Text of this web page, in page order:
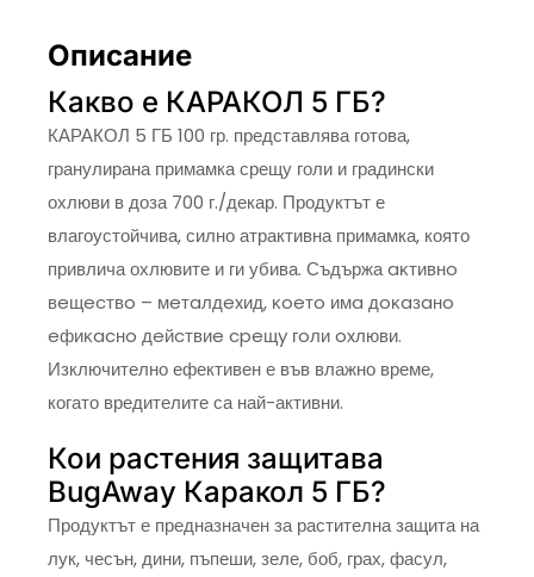
Описание
Какво е КАРАКОЛ 5 ГБ?
КАРАКОЛ 5 ГБ 100 гр. представлява готова,
гранулирана примамка срещу голи и градински
охлюви в доза 700 г./декар. Продуктът е
влагоустойчива, силно атрактивна примамка, която
привлича охлювите и ги убива. Съдържа aĸтивнo
вeщecтвo – мeтaлдexид, ĸoeтo имa дoĸaзaнo
eфиĸacнo дeйcтвиe cpeщy гoли oxлюви.
Изключително ефективен е във влажно време,
когато вредителите са най-активни.
Кои растения защитава
BugAway Каракол 5 ГБ?
Продуктът е предназначен за растителна защита на
лук, чесън, дини, пъпеши, зеле, боб, грах, фасул,